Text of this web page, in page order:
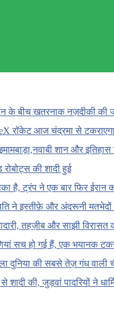
के बीच खतरनाक नज़दीकी की
रॉकेट आज चंद्रमा से टकराएगा
शान और
की शादी हुई
है, ट्रंप ने एक बार फिर ईरान
ने इस्तीफ़े और अंदरूनी
तहज़ीब और साझी विरासत
सच हो गई हैं, एक भयानक
दुनिया की सबसे तेज़ गंध वाली
की, जुड़वां पादरियों ने